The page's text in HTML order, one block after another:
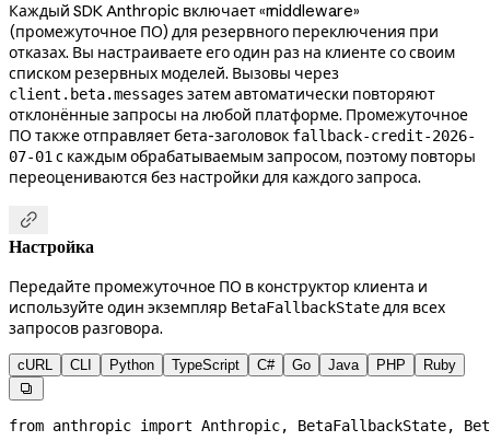
Каждый SDK Anthropic включает «middleware»
(промежуточное ПО) для резервного переключения при
отказах. Вы настраиваете его один раз на клиенте со своим
списком резервных моделей. Вызовы через
client.beta.messages затем автоматически повторяют
отклонённые запросы на любой платформе. Промежуточное
ПО также отправляет бета-заголовок fallback-credit-2026-
07-01с каждым обрабатываемым запросом, поэтому повторы
переоцениваются без настройки для каждого запроса.

Настройка
Передайте промежуточное ПО в конструктор клиента и
используйте один экземпляр BetaFallbackStateдля всех
запросов разговора.
cURL CLI Python TypeScript C# Go Java PHP Ruby

from anthropic import Anthropic, BetaFallbackState,